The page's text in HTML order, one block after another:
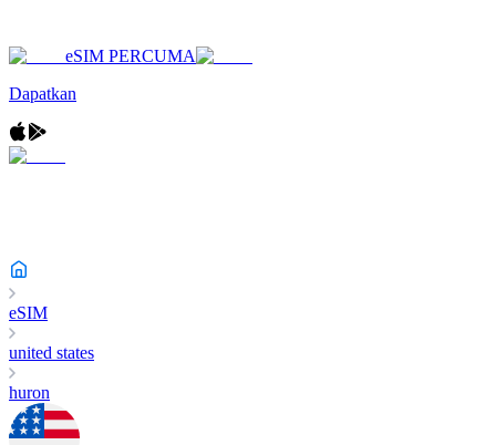
eSIM PERCUMA
Dapatkan
eSIM
united states
huron